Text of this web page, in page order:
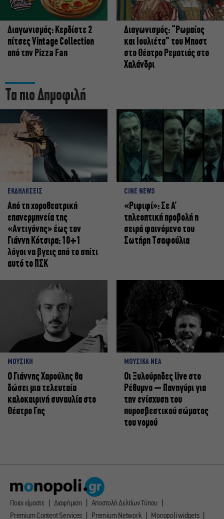
Διαγωνισμός: Κερδίστε 2
πίτσες Vintage Collection
από την Pizza Fan
Διαγωνισμός: “Ρωμαίος
και Ιουλιέτα” του Μποστ
στο Θέατρο Ρεματιάς στο
Χαλάνδρι
Τα πιο Δημοφιλή
ΕΚΔΗΛΩΣΕΙΣ
Από τη χοροθεατρική
επανερμηνεία της
«Αντιγόνης» έως τον
Γιάννη Κότσιρα: 10+1
λόγοι να βγεις από το σπίτι
αυτό το ΠΣΚ
CINE NEWS
«Ριφιφί»: Σε Α’
τηλεοπτική προβολή η
σειρά φαινόμενο του
Σωτήρη Τσαφούλια
ΜΟΥΣΙΚΗ
Ο Γιάννης Χαρούλης θα
δώσει μια τελευταία
καλοκαιρινή συναυλία στο
Θέατρο Γης
ΜΟΥΣΙΚΑ ΝΕΑ
Οι Ξυλούρηδες live στο
Ρέθυμνο – Πανηγύρι για
την ενίσχυση του
πυροσβεστικού σώματος
του νομού
Ποιοι είμαστε Διαφήμιση
Αποστολή Δελτίων Τύπου
Premium Content Services
Premium Network Monopoli widgets